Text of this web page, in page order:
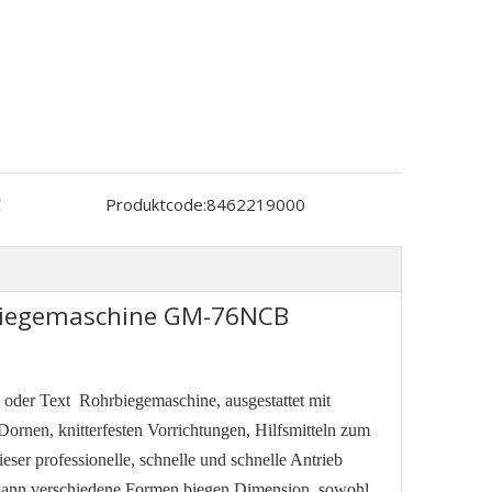
Produktcode:8462219000
GM-76NCB
oder Text Rohrbiegemaschine, ausgestattet mit
knitterfesten Vorrichtungen, Hilfsmitteln zum
professionelle, schnelle und schnelle Antrieb